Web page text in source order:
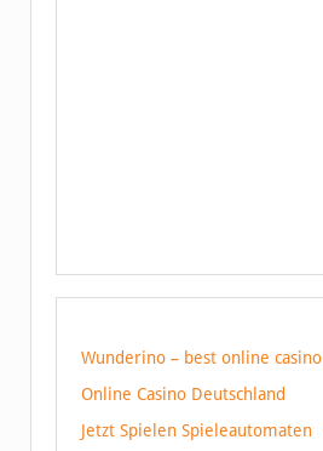
Wunderino – best online casino
Online Casino Deutschland
Jetzt Spielen Spieleautomaten